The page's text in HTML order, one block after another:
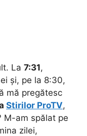
La 7:31,
și, pe la 8:30,
mă pregătesc
Stirilor ProTV,
M-am spălat pe
zilei,